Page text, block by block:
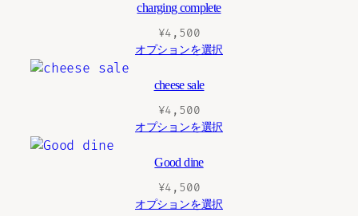
charging complete
¥4,500
オプションを選択
cheese sale
¥4,500
オプションを選択
Good dine
¥4,500
オプションを選択